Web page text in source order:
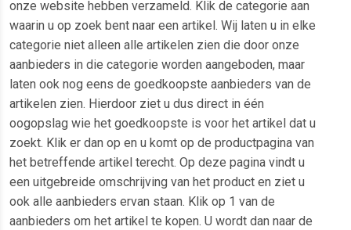
onze website hebben verzameld. Klik de categorie aan
waarin u op zoek bent naar een artikel. Wij laten u in elke
categorie niet alleen alle artikelen zien die door onze
aanbieders in die categorie worden aangeboden, maar
laten ook nog eens de goedkoopste aanbieders van de
artikelen zien. Hierdoor ziet u dus direct in één
oogopslag wie het goedkoopste is voor het artikel dat u
zoekt. Klik er dan op en u komt op de productpagina van
het betreffende artikel terecht. Op deze pagina vindt u
een uitgebreide omschrijving van het product en ziet u
ook alle aanbieders ervan staan. Klik op 1 van de
aanbieders om het artikel te kopen. U wordt dan naar de